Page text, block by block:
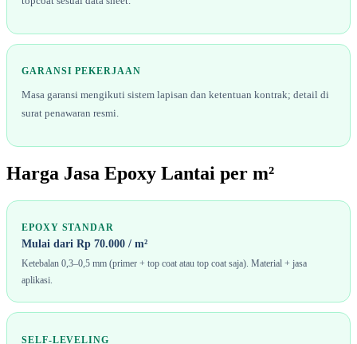
GARANSI PEKERJAAN
Masa garansi mengikuti sistem lapisan dan ketentuan kontrak; detail di
surat penawaran resmi.
Harga Jasa Epoxy Lantai per m²
EPOXY STANDAR
Mulai dari Rp 70.000 / m²
Ketebalan 0,3–0,5 mm (primer + top coat atau top coat saja). Material + jasa
aplikasi.
SELF-LEVELING